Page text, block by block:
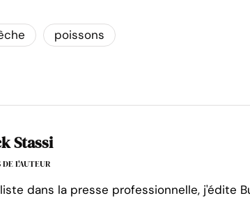
poissons
Stassi
DE L'AUTEUR
dans la presse professionnelle, j'édite